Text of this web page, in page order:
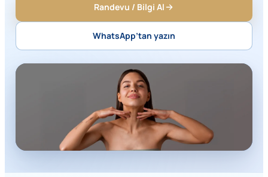
Randevu / Bilgi Al
WhatsApp’tan yazın